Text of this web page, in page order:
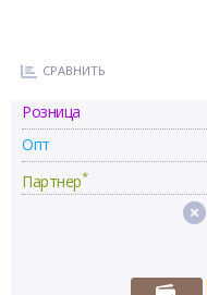
СРАВНИТЬ
Розница
Опт
Партнер*